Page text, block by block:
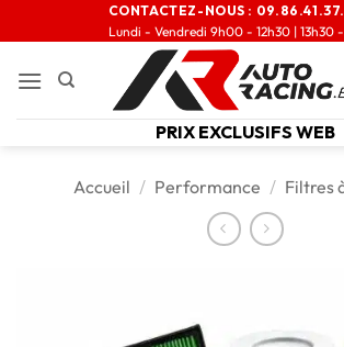
CONTACTEZ-NOUS :
Lundi - Vendredi 9h00 - 12h30 | 13h30
PRIX EXCLUSIFS WEB
Accueil / Performance / Filtres